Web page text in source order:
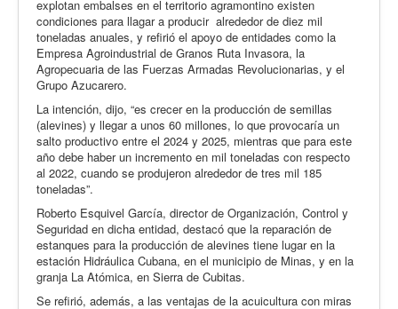
explotan embalses en el territorio agramontino existen
condiciones para llagar a producir alrededor de diez mil
toneladas anuales, y refirió el apoyo de entidades como la
Empresa Agroindustrial de Granos Ruta Invasora, la
Agropecuaria de las Fuerzas Armadas Revolucionarias, y el
Grupo Azucarero.
La intención, dijo, “es crecer en la producción de semillas
(alevines) y llegar a unos 60 millones, lo que provocaría un
salto productivo entre el 2024 y 2025, mientras que para este
año debe haber un incremento en mil toneladas con respecto
al 2022, cuando se produjeron alrededor de tres mil 185
toneladas”.
Roberto Esquivel García, director de Organización, Control y
Seguridad en dicha entidad, destacó que la reparación de
estanques para la producción de alevines tiene lugar en la
estación Hidráulica Cubana, en el municipio de Minas, y en la
granja La Atómica, en Sierra de Cubitas.
Se refirió, además, a las ventajas de la acuicultura con miras